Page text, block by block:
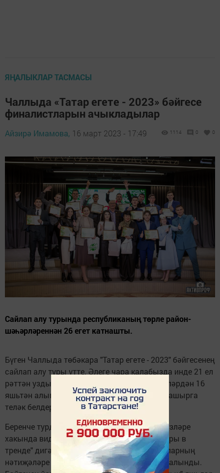
ЯҢАЛЫКЛАР ТАСМАСЫ
Чаллыда «Татар егете - 2023» бәйгесе
финалистларын ачыкладылар
Айзирә Имамова, 16 март 2023 - 17:49 1114 0 0
Сайлап алу турында республиканың төрле район-
шәһәрләреннән 26 егет катнашты.
Бүген Чаллыда төбәкара "Татар егете - 2023" бәйгесенең
сайлап алу туры үтте. Әлеге чара калабызда инде 21 ел
рәттән уздырыла. Анда төрле район-шәһәрләрдән 16
яшьтән алып 25 яшькә кадәрге 26 егет катнашырга
теләк белдерде.
Беренче турда егетләр жюри әгъзаларына үзләре
хакында видеопрезентация, эссе һәм "Татары в
тренде" дигән кыска ролик тәкъдим итте. Аларның
нәтиҗәләре буенча финалга 11 егет сайлап алынды.